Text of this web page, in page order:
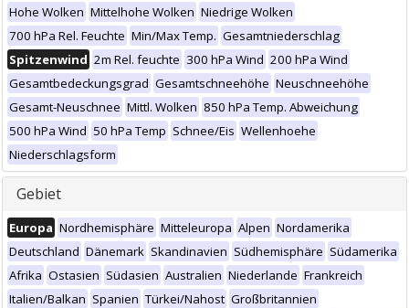
Hohe Wolken Mittelhohe Wolken Niedrige Wolken
700 hPa Rel. Feuchte Min/Max Temp. Gesamtniederschlag
Spitzenwind 2m Rel. feuchte 300 hPa Wind 200 hPa Wind
Gesamtbedeckungsgrad Gesamtschneehöhe Neuschneehöhe
Gesamt-Neuschnee Mittl. Wolken 850 hPa Temp. Abweichung
500 hPa Wind 50 hPa Temp Schnee/Eis Wellenhoehe
Niederschlagsform
Gebiet
Europa Nordhemisphäre Mitteleuropa Alpen Nordamerika
Deutschland Dänemark Skandinavien Südhemisphäre Südamerika
Afrika Ostasien Südasien Australien Niederlande Frankreich
Italien/Balkan Spanien Türkei/Nahost Großbritannien